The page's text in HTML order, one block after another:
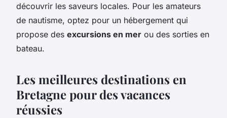
découvrir les saveurs locales. Pour les amateurs
de nautisme, optez pour un hébergement qui
propose des excursions en mer ou des sorties en
bateau.
Les meilleures destinations en
Bretagne pour des vacances
réussies